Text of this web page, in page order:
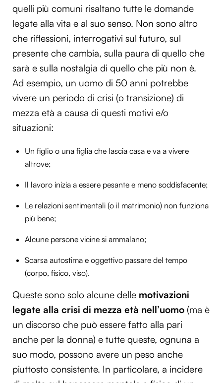
quelli più comuni risaltano tutte le domande
legate alla vita e al suo senso. Non sono altro
che riflessioni, interrogativi sul futuro, sul
presente che cambia, sulla paura di quello che
sarà e sulla nostalgia di quello che più non è.
Ad esempio, un uomo di 50 anni potrebbe
vivere un periodo di crisi (o transizione) di
mezza età a causa di questi motivi e/o
situazioni:
Un figlio o una figlia che lascia casa e va a vivere
altrove;
Il lavoro inizia a essere pesante e meno soddisfacente;
Le relazioni sentimentali (o il matrimonio) non funziona
più bene;
Alcune persone vicine si ammalano;
Scarsa autostima e oggettivo passare del tempo
(corpo, fisico, viso).
Queste sono solo alcune delle motivazioni
legate alla crisi di mezza età nell’uomo (ma è
un discorso che può essere fatto alla pari
anche per la donna) e tutte queste, ognuna a
suo modo, possono avere un peso anche
piuttosto consistente. In particolare, a incidere